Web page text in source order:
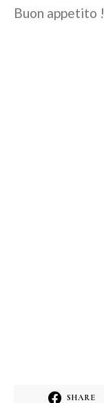
Buon appetito !
SHARE